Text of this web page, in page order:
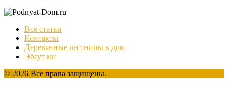
Все статьи
Контакты
Деревянные лестницы в дом
Эбаут ми
© 2026 Все права защищены.